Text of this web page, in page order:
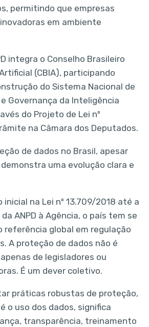
permitindo que empresas
em ambiente
integra o Conselho Brasileiro
(CBIA), participando
do Sistema Nacional de
Governança da Inteligência
do Projeto de Lei nº
na Câmara dos Deputados.
de dados no Brasil, apesar
uma evolução clara e
inicial na Lei nº 13.709/2018 até a
ANPD à Agência, o país tem se
referência global em regulação
A proteção de dados não é
de legisladores ou
É um dever coletivo.
práticas robustas de proteção,
o uso dos dados, significa
transparência, treinamento